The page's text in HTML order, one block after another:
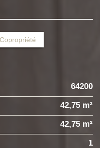
Copropriété
64200
42,75 m²
42,75 m²
1